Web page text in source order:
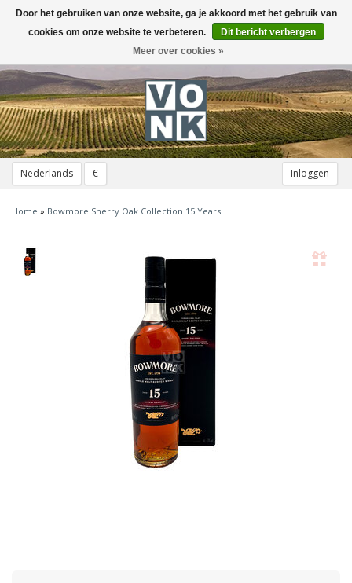
Nederlands € Inloggen
Toggle
navigation
Home » Bowmore Sherry Oak Collection 15 Years
Door het gebruiken van onze website, ga je akkoord met het gebruik van
cookies om onze website te verbeteren.
Dit bericht verbergen
Meer over cookies »